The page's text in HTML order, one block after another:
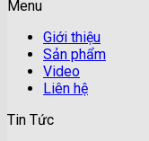
Menu
Giới thiệu
Sản phẩm
Video
Liên hệ
Tin Tức